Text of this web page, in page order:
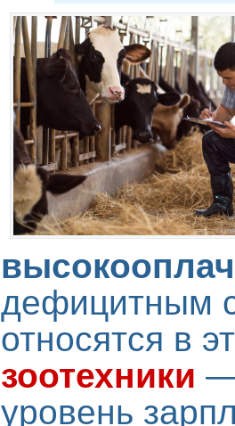
дефицитным
относятся в
зоотехники —
уровень